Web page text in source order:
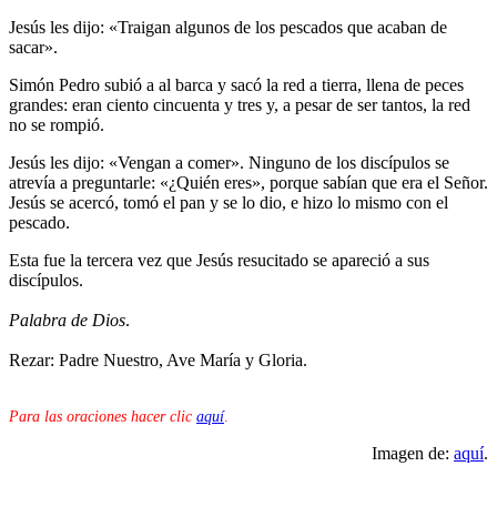
Jesús les dijo: «Traigan algunos de los pescados que acaban de
sacar».
Simón Pedro subió a al barca y sacó la red a tierra, llena de peces
grandes: eran ciento cincuenta y tres y, a pesar de ser tantos, la red
no se rompió.
Jesús les dijo: «Vengan a comer». Ninguno de los discípulos se
atrevía a preguntarle: «¿Quién eres», porque sabían que era el Señor.
Jesús se acercó, tomó el pan y se lo dio, e hizo lo mismo con el
pescado.
Esta fue la tercera vez que Jesús resucitado se apareció a sus
discípulos.
Palabra de Dios.
Rezar: Padre Nuestro, Ave María y Gloria.
Para las oraciones hacer clic aquí.
Imagen de: aquí.